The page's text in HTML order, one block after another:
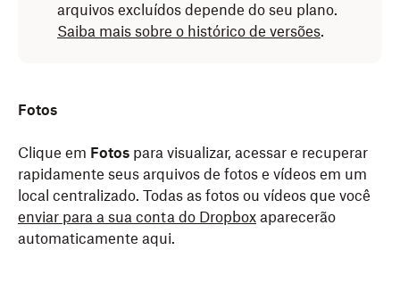
arquivos excluídos depende do seu plano.
Saiba mais sobre o histórico de versões.
Fotos
Clique em Fotos para visualizar, acessar e recuperar
rapidamente seus arquivos de fotos e vídeos em um
local centralizado. Todas as fotos ou vídeos que você
enviar para a sua conta do Dropbox aparecerão
automaticamente aqui.